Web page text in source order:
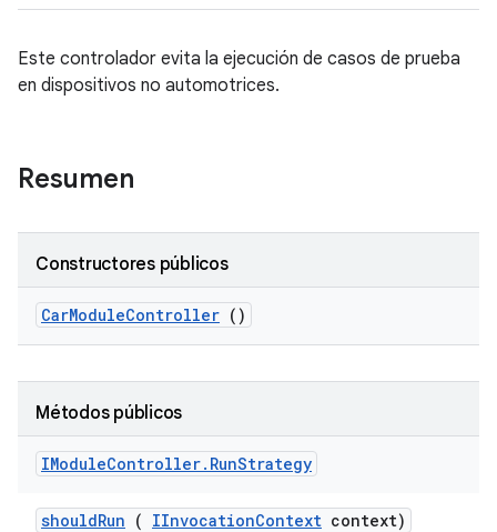
Este controlador evita la ejecución de casos de prueba
en dispositivos no automotrices.
Resumen
Constructores públicos
CarModuleController ()
Métodos públicos
IModuleController. RunStrategy
shouldRun ( IInvocationContext context)